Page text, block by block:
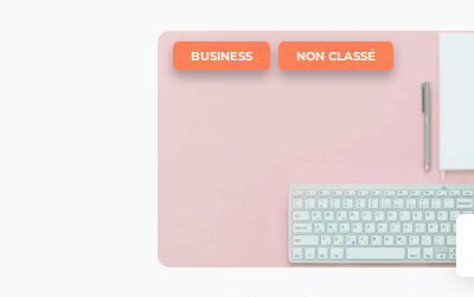
BUSINESS NON CLASSÉ